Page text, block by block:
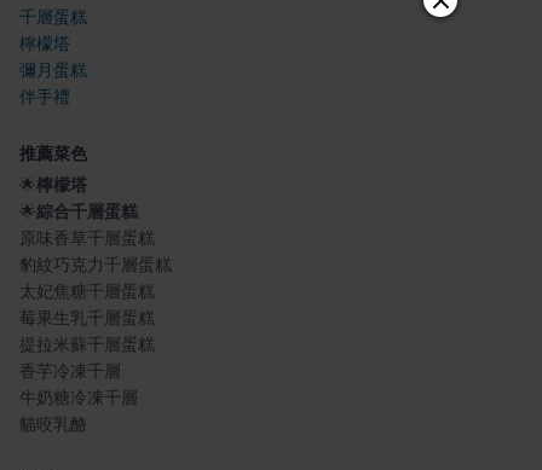
千層蛋糕
檸檬塔
彌月蛋糕
伴手禮
推薦菜色
🌟檸檬塔
🌟綜合千層蛋糕
原味香草千層蛋糕
豹紋巧克力千層蛋糕
太妃焦糖千層蛋糕
莓果生乳千層蛋糕
提拉米蘇千層蛋糕
香芋冷凍千層
牛奶糖冷凍千層
貓咬乳酪